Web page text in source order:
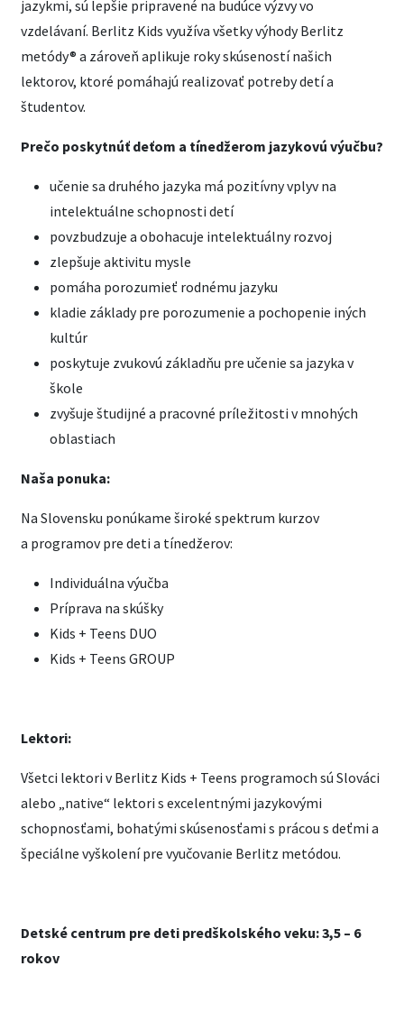
jazykmi, sú lepšie pripravené na budúce výzvy vo
vzdelávaní. Berlitz Kids využíva všetky výhody Berlitz
metódy® a zároveň aplikuje roky skúseností našich
lektorov, ktoré pomáhajú realizovať potreby detí a
študentov.
Prečo poskytnúť deťom a tínedžerom jazykovú výučbu?
učenie sa druhého jazyka má pozitívny vplyv na
intelektuálne schopnosti detí
povzbudzuje a obohacuje intelektuálny rozvoj
zlepšuje aktivitu mysle
pomáha porozumieť rodnému jazyku
kladie základy pre porozumenie a pochopenie iných
kultúr
poskytuje zvukovú základňu pre učenie sa jazyka v
škole
zvyšuje študijné a pracovné príležitosti v mnohých
oblastiach
Naša ponuka:
Na Slovensku ponúkame široké spektrum kurzov
a programov pre deti a tínedžerov:
Individuálna výučba
Príprava na skúšky
Kids + Teens DUO
Kids + Teens GROUP
Lektori:
Všetci lektori v Berlitz Kids + Teens programoch sú Slováci
alebo „native“ lektori s excelentnými jazykovými
schopnosťami, bohatými skúsenosťami s prácou s deťmi a
špeciálne vyškolení pre vyučovanie Berlitz metódou.
Detské centrum pre deti predškolského veku: 3,5 – 6
rokov